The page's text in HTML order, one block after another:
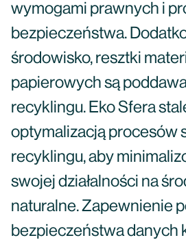
wymogami prawnych i
bezpieczeństwa.
środowisko, resztki
papierowych są
recyklingu. Eko Sfera
optymalizacją procesów
recyklingu, aby
swojej działalności na
naturalne. Zapewnienie
bezpieczeństwa danych